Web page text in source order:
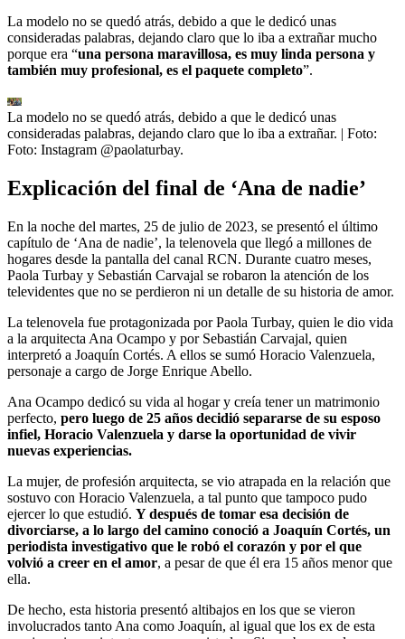
La modelo no se quedó atrás, debido a que le dedicó unas
consideradas palabras, dejando claro que lo iba a extrañar mucho
porque era “una persona maravillosa, es muy linda persona y
también muy profesional, es el paquete completo”.
La modelo no se quedó atrás, debido a que le dedicó unas
consideradas palabras, dejando claro que lo iba a extrañar. | Foto:
Foto: Instagram @paolaturbay.
Explicación del final de ‘Ana de nadie’
En la noche del martes, 25 de julio de 2023, se presentó el último
capítulo de ‘Ana de nadie’, la telenovela que llegó a millones de
hogares desde la pantalla del canal RCN. Durante cuatro meses,
Paola Turbay y Sebastián Carvajal se robaron la atención de los
televidentes que no se perdieron ni un detalle de su historia de amor.
La telenovela fue protagonizada por Paola Turbay, quien le dio vida
a la arquitecta Ana Ocampo y por Sebastián Carvajal, quien
interpretó a Joaquín Cortés. A ellos se sumó Horacio Valenzuela,
personaje a cargo de Jorge Enrique Abello.
Ana Ocampo dedicó su vida al hogar y creía tener un matrimonio
perfecto, pero luego de 25 años decidió separarse de su esposo
infiel, Horacio Valenzuela y darse la oportunidad de vivir
nuevas experiencias.
La mujer, de profesión arquitecta, se vio atrapada en la relación que
sostuvo con Horacio Valenzuela, a tal punto que tampoco pudo
ejercer lo que estudió. Y después de tomar esa decisión de
divorciarse, a lo largo del camino conoció a Joaquín Cortés, un
periodista investigativo que le robó el corazón y por el que
volvió a creer en el amor, a pesar de que él era 15 años menor que
ella.
De hecho, esta historia presentó altibajos en los que se vieron
involucrados tanto Ana como Joaquín, al igual que los ex de esta